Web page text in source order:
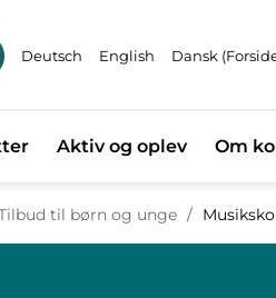
Deutsch English Dansk
Aktiv og oplev Om
til
til børn og unge /